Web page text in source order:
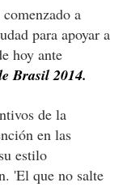
a
para apoyar a
hoy ante
Brasil 2014.
de la
en las
estilo
'El que no salte